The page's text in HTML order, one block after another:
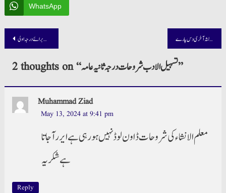
WhatsApp
Post
navigation
ارشاد الصرف شروحات برائے درجہ اولی تفسیر درجہ ثالثہ آخری دس پارے
2 thoughts on “تسہیل الادب شروحات درجہ ثانیہ عامہ”
Muhammad Ziad
May 13, 2024 at 9:41 pm
معلم الانشاء کی شروحات ڈاون لوڈ نہیں ہو رہی ہے ایرر آ جاتا
ہے شکریہ
Reply